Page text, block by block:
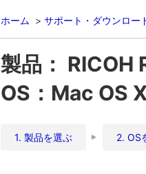
ホーム サポート・ダウンロー
製品： RICOH
OS：Mac OS
1. 製品を選ぶ 2. OS